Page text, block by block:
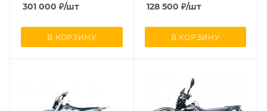
301 000 ₽/шт
В КОРЗИНУ
128 500 ₽/шт
В КОРЗИНУ